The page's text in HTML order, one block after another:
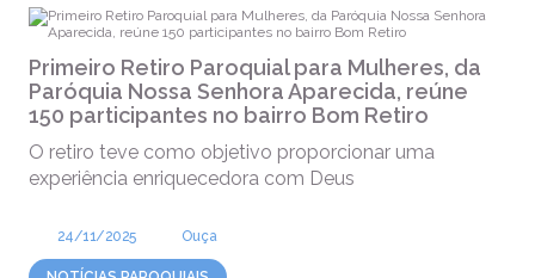
Primeiro Retiro Paroquial para Mulheres, da
Paróquia Nossa Senhora Aparecida, reúne
150 participantes no bairro Bom Retiro
O retiro teve como objetivo proporcionar uma
experiência enriquecedora com Deus
24/11/2025 Ouça